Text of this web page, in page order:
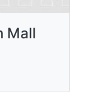
Mall